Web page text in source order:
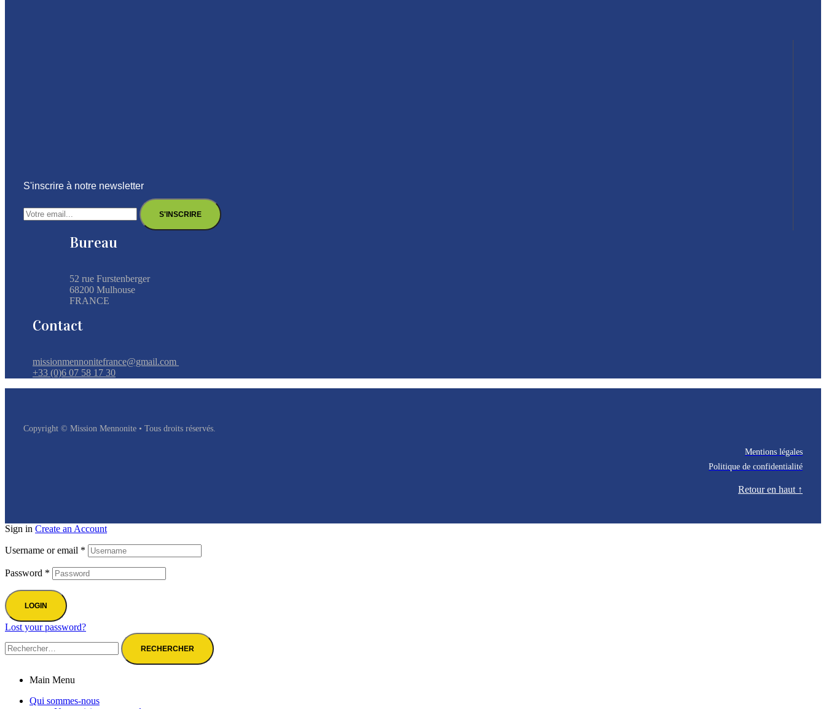
S'inscrire à notre newsletter
Bureau
52 rue Furstenberger
68200 Mulhouse
FRANCE
Contact
missionmennonitefrance@gmail.com
+33 (0)6 07 58 17 30
Copyright © Mission Mennonite • Tous droits réservés.
Mentions légales
Politique de confidentialité
Retour en haut ↑
Sign in Create an Account
Username or email *
Password *
LOGIN
Lost your password?
Main Menu
Qui sommes-nous